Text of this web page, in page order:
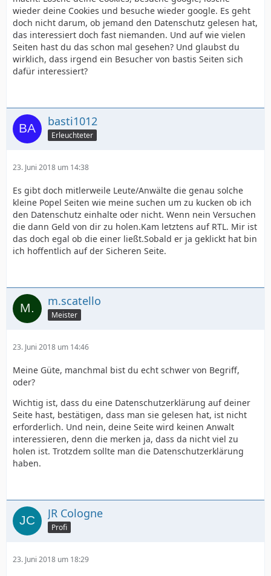
wieder deine Cookies und besuche wieder google. Es geht
doch nicht darum, ob jemand den Datenschutz gelesen hat,
das interessiert doch fast niemanden. Und auf wie vielen
Seiten hast du das schon mal gesehen? Und glaubst du
wirklich, dass irgend ein Besucher von bastis Seiten sich
dafür interessiert?
basti1012
Erleuchteter
23. Juni 2018 um 14:38
Es gibt doch mitlerweile Leute/Anwälte die genau solche
kleine Popel Seiten wie meine suchen um zu kucken ob ich
den Datenschutz einhalte oder nicht. Wenn nein Versuchen
die dann Geld von dir zu holen.Kam letztens auf RTL. Mir ist
das doch egal ob die einer ließt.Sobald er ja geklickt hat bin
ich hoffentlich auf der Sicheren Seite.
m.scatello
Meister
23. Juni 2018 um 14:46
Meine Güte, manchmal bist du echt schwer von Begriff,
oder?
Wichtig ist, dass du eine Datenschutzerklärung auf deiner
Seite hast, bestätigen, dass man sie gelesen hat, ist nicht
erforderlich. Und nein, deine Seite wird keinen Anwalt
interessieren, denn die merken ja, dass da nicht viel zu
holen ist. Trotzdem sollte man die Datenschutzerklärung
haben.
JR Cologne
Profi
23. Juni 2018 um 18:29